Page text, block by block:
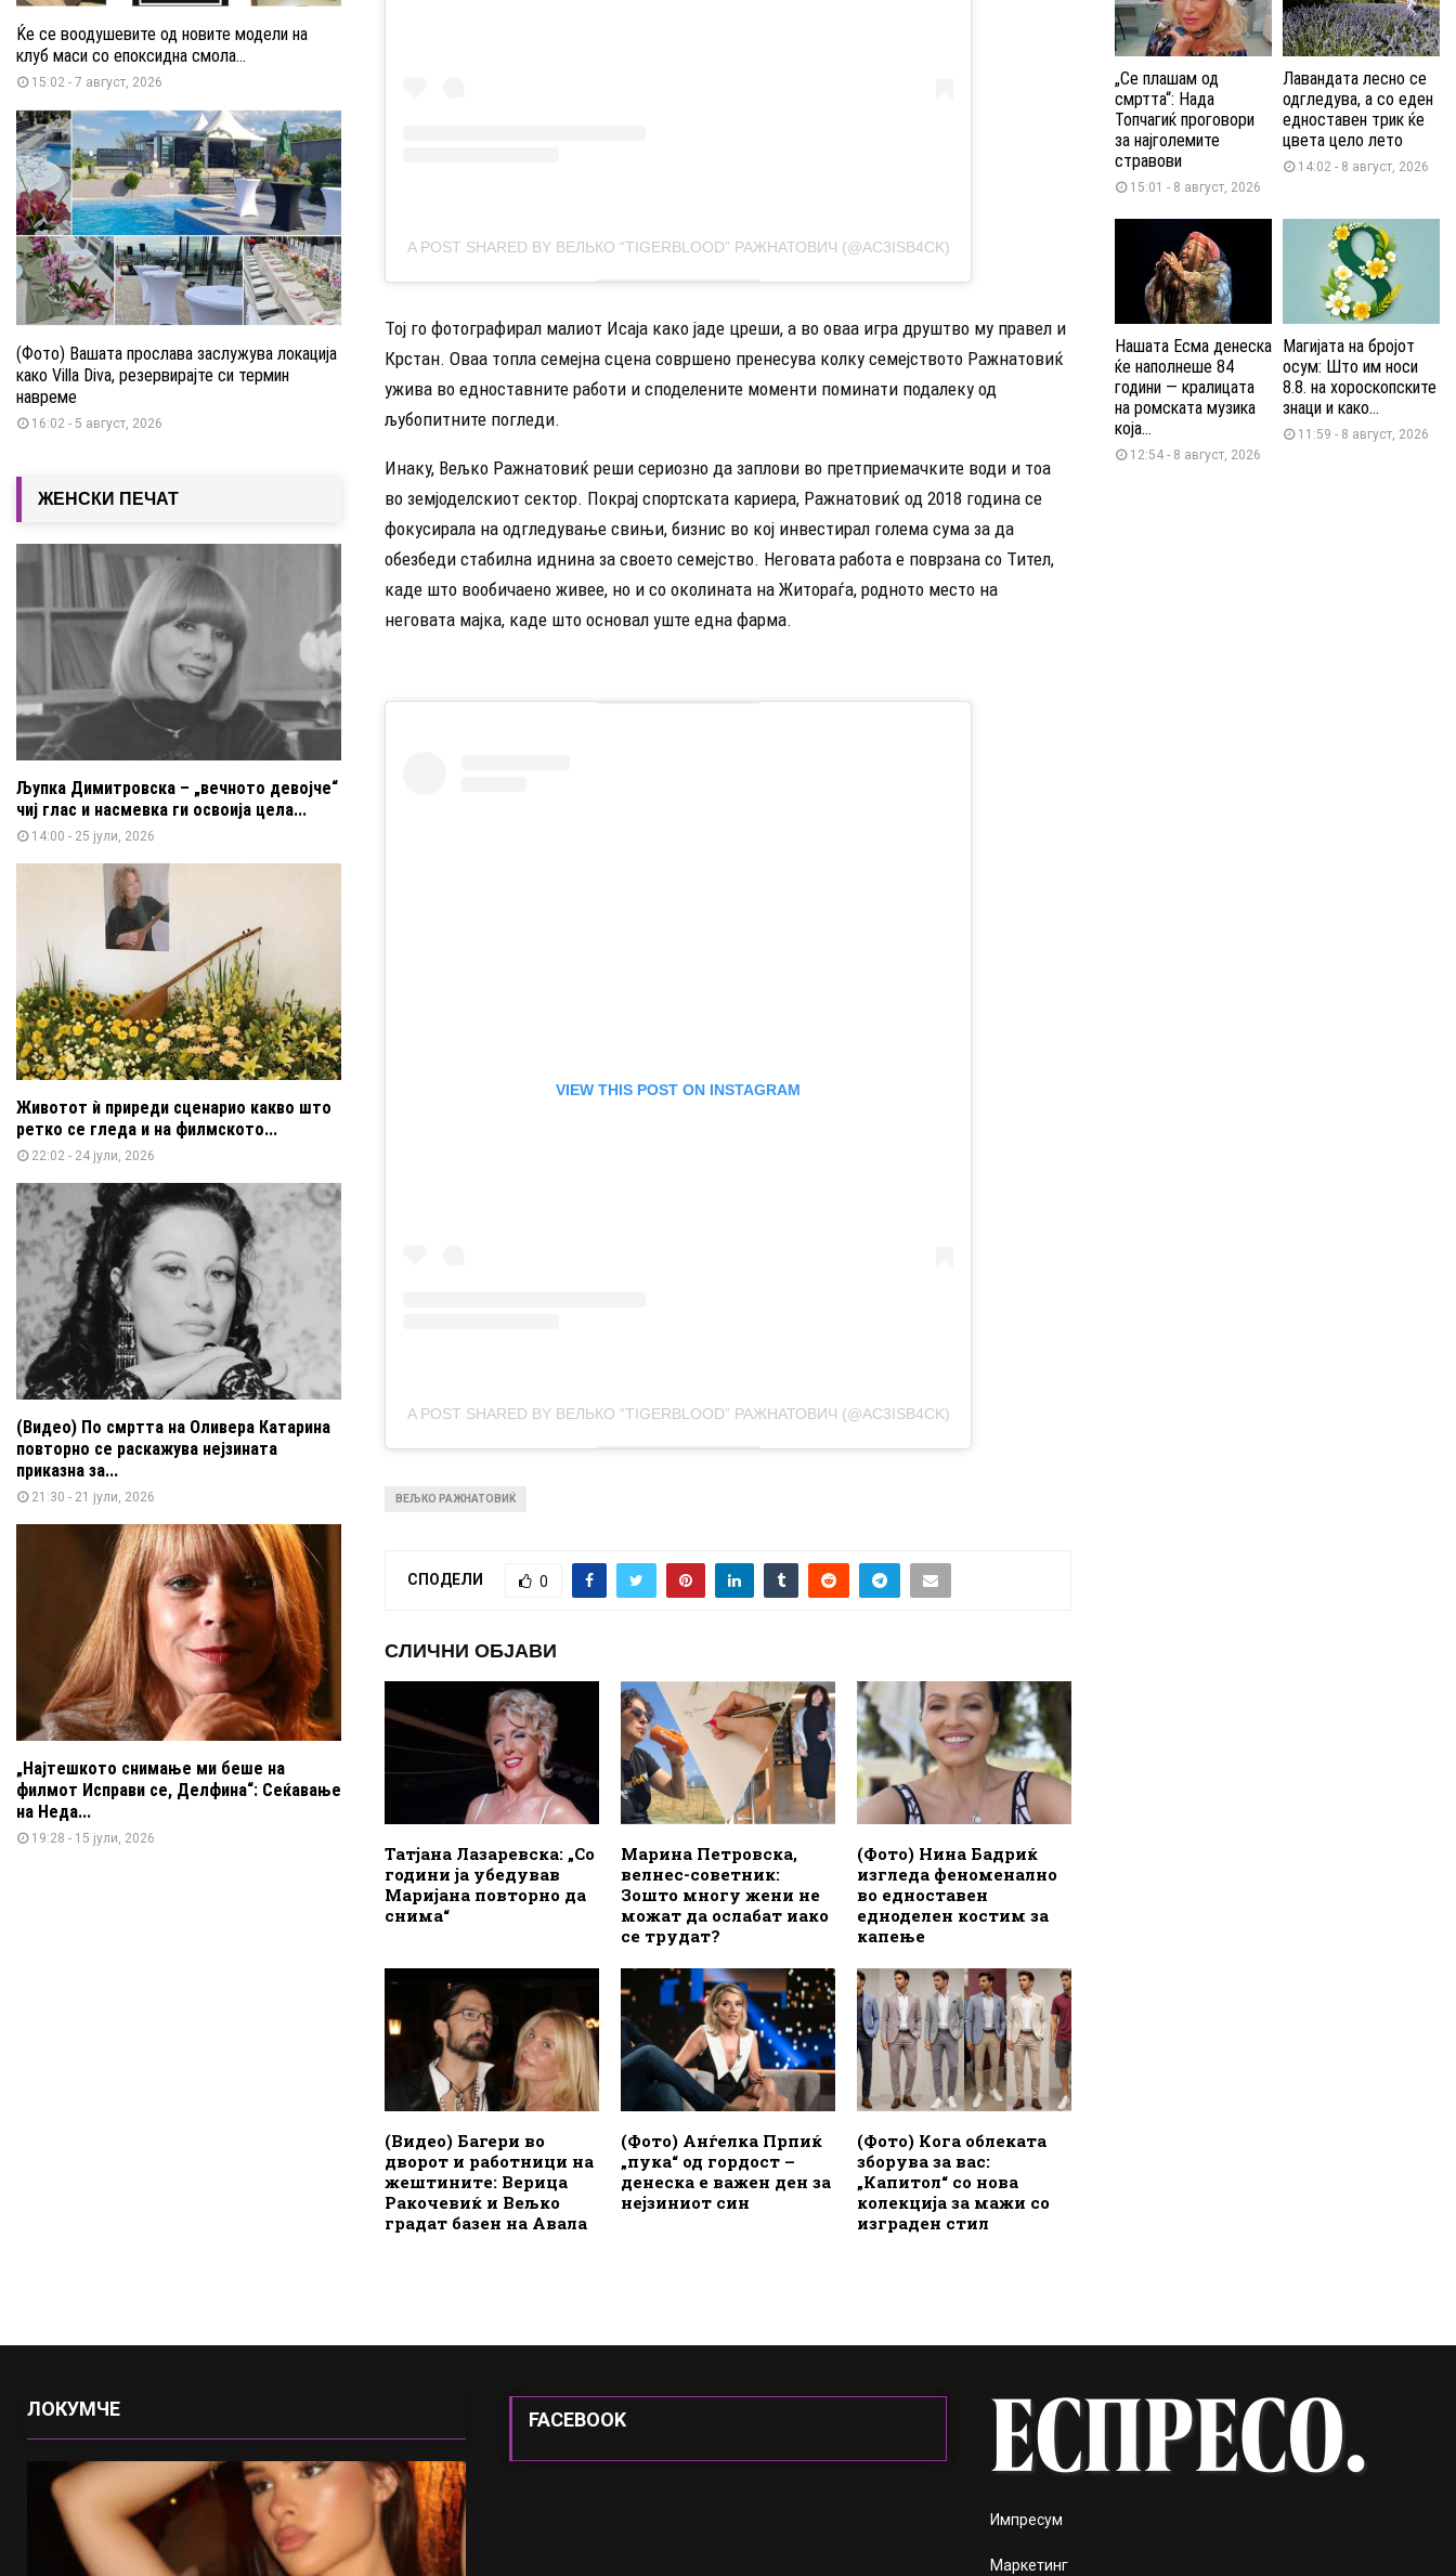
A POST SHARED BY ВЕЛЬКО “TIGERBLOOD” РАЖНАТОВИЧ (@AC3ISB4CK)
Тој го фотографирал малиот Исаја како јаде цреши, а во оваа игра друштво му правел и
Крстан. Оваа топла семејна сцена совршено пренесува колку семејството Ражнатовиќ
ужива во едноставните работи и споделените моменти поминати подалеку од
љубопитните погледи.
Инаку, Вељко Ражнатовиќ реши сериозно да заплови во претприемачките води и тоа
во земјоделскиот сектор. Покрај спортската кариера, Ражнатовиќ од 2018 година се
фокусирала на одгледување свињи, бизнис во кој инвестирал голема сума за да
обезбеди стабилна иднина за своето семејство. Неговата работа е поврзана со Тител,
каде што вообичаено живее, но и со околината на Житораѓа, родното место на
неговата мајка, каде што основал уште една фарма.
VIEW THIS POST ON INSTAGRAM
A POST SHARED BY ВЕЛЬКО “TIGERBLOOD” РАЖНАТОВИЧ (@AC3ISB4CK)
ВЕЉКО РАЖНАТОВИЌ
СПОДЕЛИ 0
СЛИЧНИ ОБЈАВИ
Татјана Лазаревска: „Со
години ја убедував
Маријана повторно да
снима“
Марина Петровска,
велнес-советник:
Зошто многу жени не
можат да ослабат иако
се трудат?
(Фото) Нина Бадриќ
изгледа феноменално
во едноставен
едноделен костим за
капење
(Видео) Багери во
дворот и работници на
жештините: Верица
Ракочевиќ и Вељко
градат базен на Авала
(Фото) Анѓелка Прпиќ
„пука“ од гордост –
денеска е важен ден за
нејзиниот син
(Фото) Кога облеката
зборува за вас:
„Капитол“ со нова
колекција за мажи со
изграден стил
Ќе се воодушевите од новите модели на
клуб маси со епоксидна смола...
15:02 - 7 август, 2026
(Фото) Вашата прослава заслужува локација
како Villa Diva, резервирајте си термин
навреме
16:02 - 5 август, 2026
ЖЕНСКИ ПЕЧАТ
Љупка Димитровска – „вечното девојче“
чиј глас и насмевка ги освоија цела...
14:00 - 25 јули, 2026
Животот ѝ приреди сценарио какво што
ретко се гледа и на филмското...
22:02 - 24 јули, 2026
(Видео) По смртта на Оливера Катарина
повторно се раскажува нејзината
приказна за...
21:30 - 21 јули, 2026
„Најтешкото снимање ми беше на
филмот Исправи се, Делфина“: Сеќавање
на Неда...
19:28 - 15 јули, 2026
„Се плашам од
смртта“: Нада
Топчагиќ проговори
за најголемите
стравови
15:01 - 8 август, 2026
Лавандата лесно се
одгледува, а со еден
едноставен трик ќе
цвета цело лето
14:02 - 8 август, 2026
Нашата Есма денеска
ќе наполнеше 84
години — кралицата
на ромската музика
која...
12:54 - 8 август, 2026
Магијата на бројот
осум: Што им носи
8.8. на хороскопските
знаци и како...
11:59 - 8 август, 2026
ЛОКУМЧЕ FACEBOOK
Импресум
Маркетинг